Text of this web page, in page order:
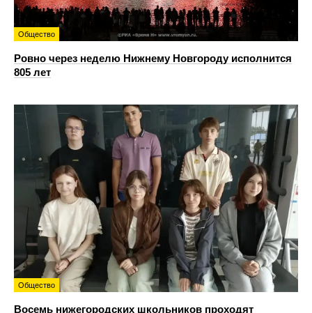
Общество
Ровно через неделю Нижнему Новгороду исполнится
805 лет
Общество
Восемь нижегородских школьников проходят